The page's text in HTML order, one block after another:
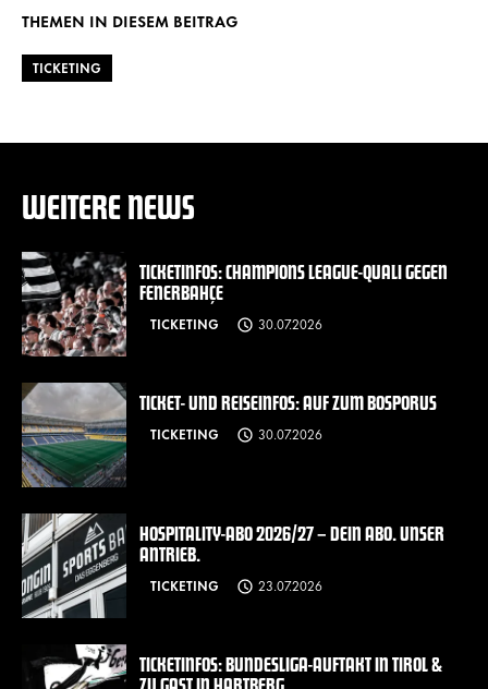
THEMEN IN DIESEM BEITRAG
TICKETING
WEITERE NEWS
TICKETINFOS: CHAMPIONS LEAGUE-QUALI GEGEN
FENERBAHÇE
TICKETING 30.07.2026
TICKET- UND REISEINFOS: AUF ZUM BOSPORUS
TICKETING 30.07.2026
HOSPITALITY-ABO 2026/27 – DEIN ABO. UNSER
ANTRIEB.
TICKETING 23.07.2026
TICKETINFOS: BUNDESLIGA-AUFTAKT IN TIROL &